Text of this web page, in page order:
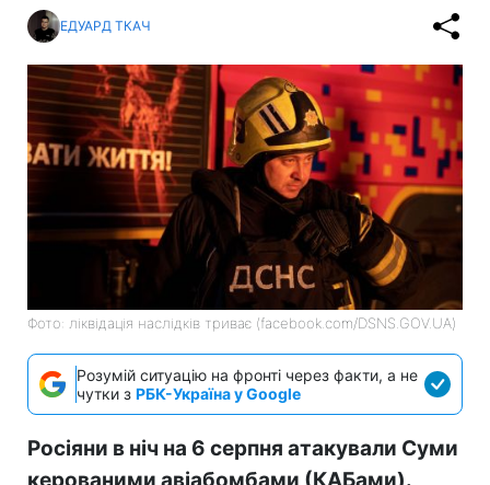
ЕДУАРД ТКАЧ
Фото: ліквідація наслідків триває (facebook.com/DSNS.GOV.UA)
Розумій ситуацію на фронті через факти, а не
чутки з РБК-Україна у Google
Росіяни в ніч на 6 серпня атакували Суми
керованими авіабомбами (КАБами).